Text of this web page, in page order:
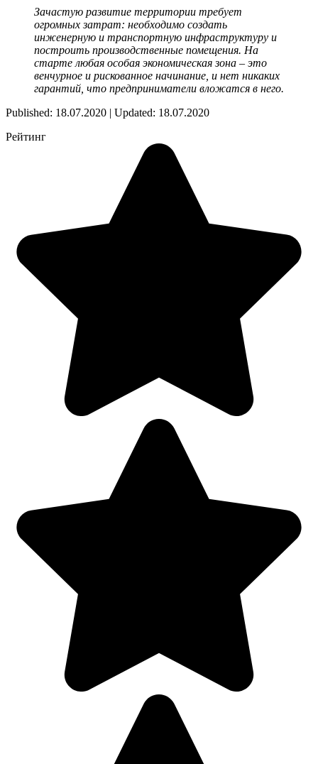
Зачастую развитие территории требует
огромных затрат: необходимо создать
инженерную и транспортную инфраструктуру и
построить производственные помещения. На
старте любая особая экономическая зона – это
венчурное и рискованное начинание, и нет никаких
гарантий, что предприниматели вложатся в него.
Published: 18.07.2020 | Updated: 18.07.2020
Рейтинг